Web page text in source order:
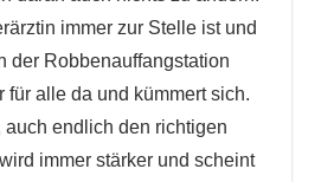
immer zur Stelle ist und
der Robbenauffangstation
für alle da und kümmert sich.
auch endlich den richtigen
immer stärker und scheint